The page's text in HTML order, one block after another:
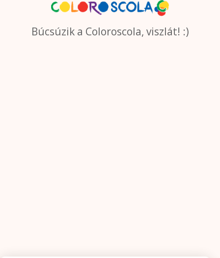
Búcsúzik a Coloroscola, viszlát! :)